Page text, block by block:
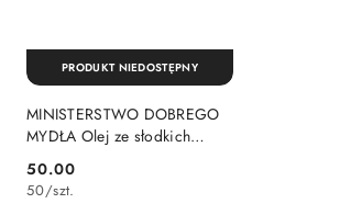
MINISTERSTWO DOBREGO
MYDŁA Olej ze słodkich
Cena:
50.00
50/szt.
PRODUKT NIEDOSTĘPNY